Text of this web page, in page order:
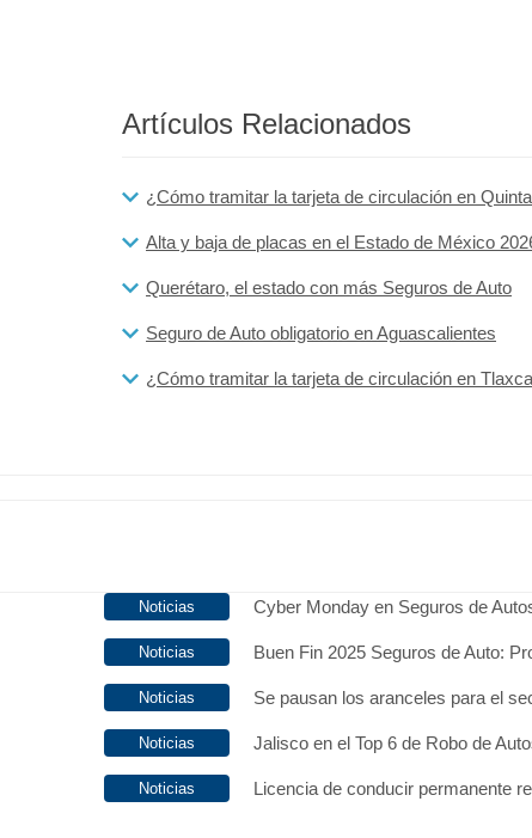
Artículos Relacionados
¿Cómo tramitar la tarjeta de circulación en
Alta y baja de placas en el Estado de México
Querétaro, el estado con más Seguros de Auto
Seguro de Auto obligatorio en Aguascalientes
¿Cómo tramitar la tarjeta de circulación en
Cyber Monday en Seguros de
Buen Fin 2025 Seguros de Auto:
Se pausan los aranceles para el
Jalisco en el Top 6 de Robo de
Licencia de conducir permanente